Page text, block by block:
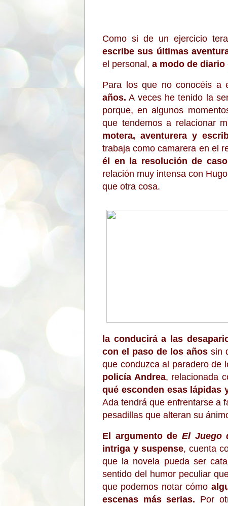
Como si de un ejercicio
escribe sus últimas
el personal, a modo de
Para los que no conocéis a
años. A veces he tenido la
porque, en algunos
que tendemos a relacionar
motera, aventurera y
trabaja como camarera en el
él en la resolución de
relación muy intensa con
que otra cosa.
la conducirá a las
con el paso de los años sin
que conduzca al paradero de
policía Andrea, relacionada
qué esconden esas lápidas
Ada tendrá que enfrentarse a
pesadillas que alteran su
El argumento de El Juego
intriga y suspense, cuenta
que la novela pueda ser
sentido del humor peculiar
que podemos notar cómo
escenas más serias. Por